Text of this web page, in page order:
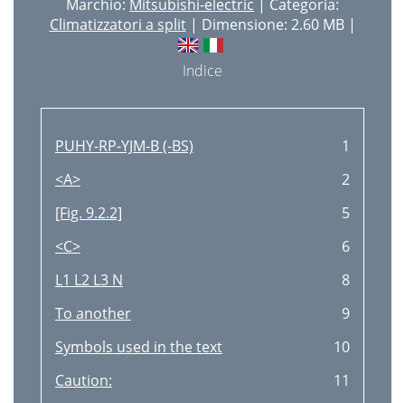
Marchio: Mitsubishi-electric | Categoria:
Climatizzatori a split| Dimensione: 2.60 MB |
Indice
PUHY-RP-YJM-B (-BS)
1
<A>
2
[Fig. 9.2.2]
5
<C>
6
L1 L2 L3 N
8
To another
9
Symbols used in the text
10
Caution:
11